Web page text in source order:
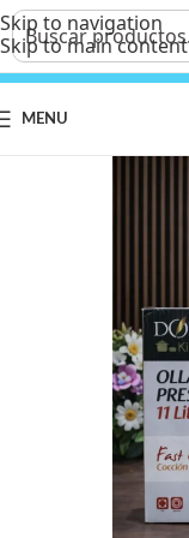
Skip to navigation
Skip to main content
MENU